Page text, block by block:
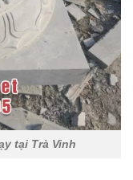
tại Trà Vinh